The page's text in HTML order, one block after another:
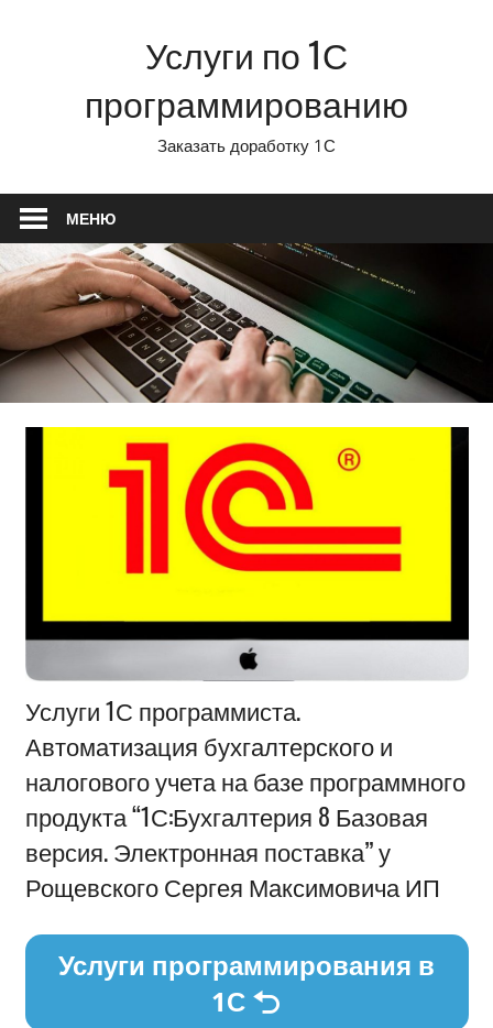
Услуги по 1С
программированию
Заказать доработку 1С
МЕНЮ
Информация
Услуги 1С программиста.
Автоматизация бухгалтерского и
налогового учета на базе программного
продукта “1С:Бухгалтерия 8 Базовая
версия. Электронная поставка” у
Рощевского Сергея Максимовича ИП
Услуги программирования в
1С